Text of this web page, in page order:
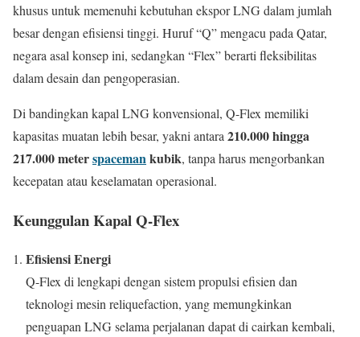
khusus untuk memenuhi kebutuhan ekspor LNG dalam jumlah
besar dengan efisiensi tinggi. Huruf “Q” mengacu pada Qatar,
negara asal konsep ini, sedangkan “Flex” berarti fleksibilitas
dalam desain dan pengoperasian.
Di bandingkan kapal LNG konvensional, Q-Flex memiliki
kapasitas muatan lebih besar, yakni antara 210.000 hingga
217.000 meterspacemankubik, tanpa harus mengorbankan
kecepatan atau keselamatan operasional.
Keunggulan Kapal Q-Flex
Efisiensi Energi
Q-Flex di lengkapi dengan sistem propulsi efisien dan
teknologi mesin reliquefaction, yang memungkinkan
penguapan LNG selama perjalanan dapat di cairkan kembali,